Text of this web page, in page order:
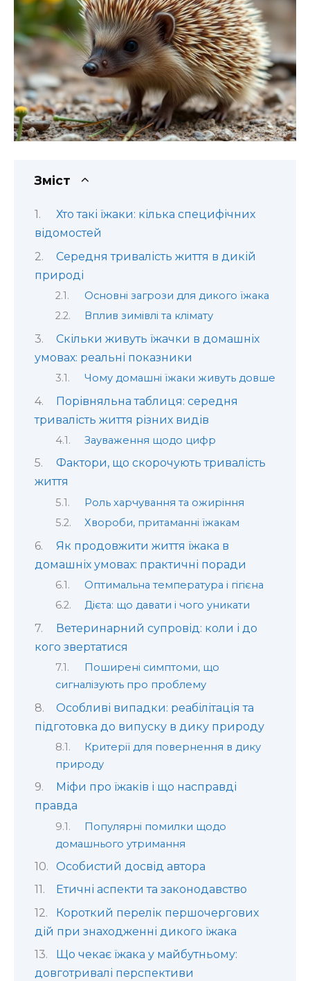
Зміст
Хто такі їжаки: кілька специфічних
відомостей
Середня тривалість життя в дикій
природі
Основні загрози для дикого їжака
Вплив зимівлі та клімату
Скільки живуть їжачки в домашніх
умовах: реальні показники
Чому домашні їжаки живуть довше
Порівняльна таблиця: середня
тривалість життя різних видів
Зауваження щодо цифр
Фактори, що скорочують тривалість
життя
Роль харчування та ожиріння
Хвороби, притаманні їжакам
Як продовжити життя їжака в
домашніх умовах: практичні поради
Оптимальна температура і гігієна
Дієта: що давати і чого уникати
Ветеринарний супровід: коли і до
кого звертатися
Поширені симптоми, що
сигналізують про проблему
Особливі випадки: реабілітація та
підготовка до випуску в дику природу
Критерії для повернення в дику
природу
Міфи про їжаків і що насправді
правда
Популярні помилки щодо
домашнього утримання
Особистий досвід автора
Етичні аспекти та законодавство
Короткий перелік першочергових
дій при знаходженні дикого їжака
Що чекає їжака у майбутньому:
довготривалі перспективи